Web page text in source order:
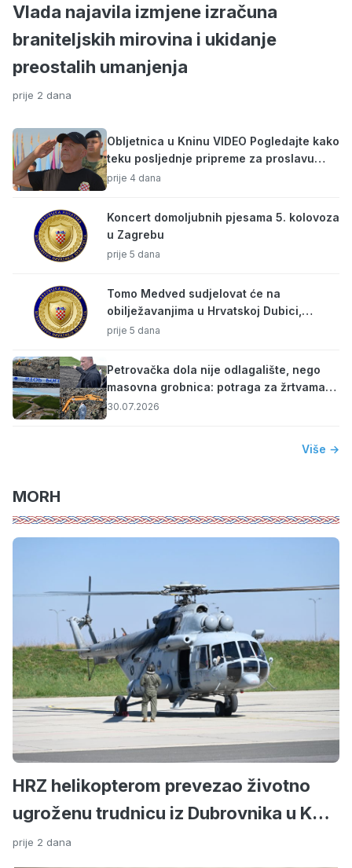
Vlada najavila izmjene izračuna
braniteljskih mirovina i ukidanje
preostalih umanjenja
prije 2 dana
Obljetnica u Kninu VIDEO Pogledajte kako
teku posljednje pripreme za proslavu
Oluje, ima i jedna promjena
prije 4 dana
Koncert domoljubnih pjesama 5. kolovoza
u Zagrebu
prije 5 dana
Tomo Medved sudjelovat će na
obilježavanjima u Hrvatskoj Dubici,
Kninu, Slunju i Glini
prije 5 dana
Petrovačka dola nije odlagalište, nego
masovna grobnica: potraga za žrtvama
nastavlja se i nakon četiri godine
30.07.2026
Više →
MORH
HRZ helikopterom prevezao životno
ugroženu trudnicu iz Dubrovnika u KBC
Split
prije 2 dana